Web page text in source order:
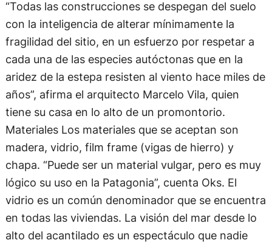
“Todas las construcciones se despegan del suelo
con la inteligencia de alterar mínimamente la
fragilidad del sitio, en un esfuerzo por respetar a
cada una de las especies autóctonas que en la
aridez de la estepa resisten al viento hace miles de
años”, afirma el arquitecto Marcelo Vila, quien
tiene su casa en lo alto de un promontorio.
Materiales Los materiales que se aceptan son
madera, vidrio, film frame (vigas de hierro) y
chapa. “Puede ser un material vulgar, pero es muy
lógico su uso en la Patagonia”, cuenta Oks. El
vidrio es un común denominador que se encuentra
en todas las viviendas. La visión del mar desde lo
alto del acantilado es un espectáculo que nadie